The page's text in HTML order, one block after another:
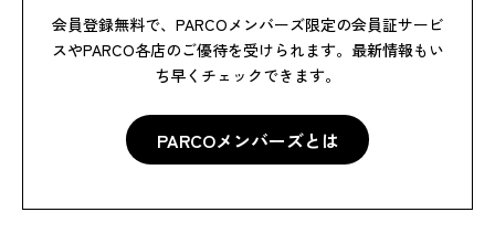
会員登録無料で、PARCOメンバーズ限定の会員証サービ
スやPARCO各店のご優待を受けられます。最新情報もい
ち早くチェックできます。
PARCOメンバーズとは
PARCOメンバーズとは